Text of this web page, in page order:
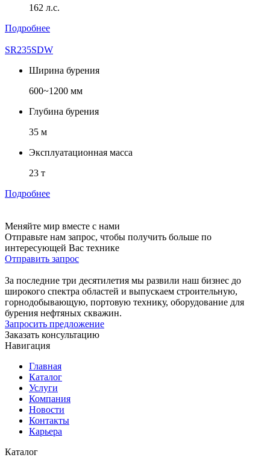
162 л.с.
Подробнее
SR235SDW
Ширина бурения
600~1200 мм
Глубина бурения
35 м
Эксплуатационная масса
23 т
Подробнее
Меняйте мир вместе с нами
Отправьте нам запрос, чтобы получить больше по
интересующей Вас технике
Отправить запрос
За последние три десятилетия мы развили наш бизнес до
широкого спектра областей и выпускаем строительную,
горнодобывающую, портовую технику, оборудование для
бурения нефтяных скважин.
Запросить предложение
Заказать консультацию
Навигация
Главная
Каталог
Услуги
Компания
Новости
Контакты
Карьера
Каталог